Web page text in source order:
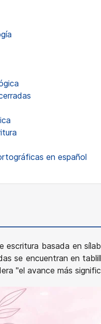
en español
escritura basada en
se encuentran en
"el avance más